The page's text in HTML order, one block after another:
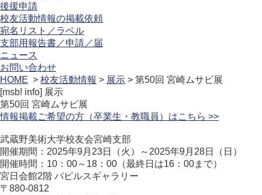
後援申請
校友活動情報の掲載依頼
宛名リスト／ラベル
支部用報告書／申請／届
ニュース
お問い合わせ
HOME > 校友活動情報 > 展示 > 第50回 宮崎ムサビ展
[msb! info] 展示
第50回 宮崎ムサビ展
情報掲載ご希望の方（卒業生・教職員）はこちら >>
武蔵野美術大学校友会宮崎支部
開催期間：2025年9月23日（火）～2025年9月28日（日）
開催時間：10：00～18：00（最終日は16：00まで）
宮日会館2階 パピルスギャラリー
〒880-0812